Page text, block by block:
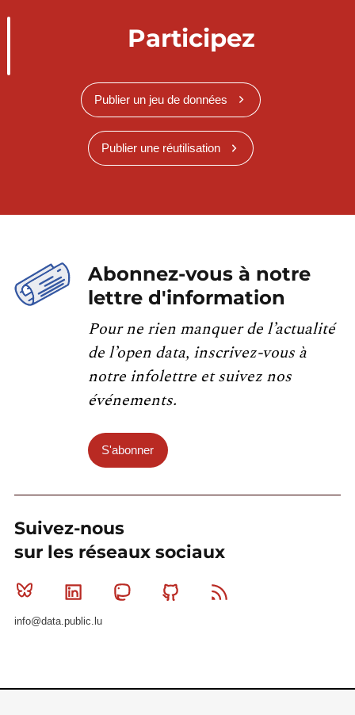
Participez
Publier un jeu de données
Publier une réutilisation
Abonnez-vous à notre
lettre d'information
Pour ne rien manquer de l’actualité
de l’open data, inscrivez-vous à
notre infolettre et suivez nos
événements.
S'abonner
Suivez-nous
sur les réseaux sociaux
Bluesky Linkedin MastodonGithub
info@data.public.lu